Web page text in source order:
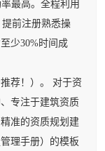
最高。全程利用
提前注册熟悉操
少30%时间成
荐！）。 对于资
专注于建筑资质
准的资质规划建
理手册）的模板